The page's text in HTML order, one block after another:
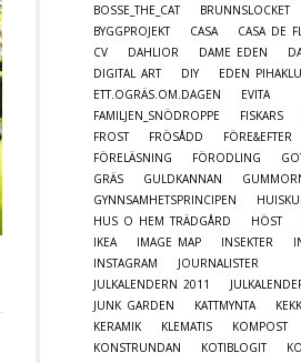
BOSSE_THE_CAT
BRUNNSLOCKET
BYGGPROJEKT
CASA CASA DE
CV
DAHLIOR DAME EDEN
DIGITAL ART
DIY EDEN
ETT.OGRÄS.OM.DAGEN
EVITA
FAMILJEN_SNÖDROPPE
FISKARS
FROST
FRÖSÅDD
FÖRE&EFTER
FÖRELÄSNING
FÖRODLING
GRÄS
GULDKANNAN
GYNNSAMHETSPRINCIPEN
HUS O HEM TRÄDGÅRD
HÖST
IKEA
IMAGE MAP INSEKTER
INSTAGRAM
JOURNALISTER
JULKALENDERN 2011
JUNK GARDEN
KATTMYNTA
KERAMIK
KLEMATIS KOMPOST
KONSTRUNDAN
KOTIBLOGIT